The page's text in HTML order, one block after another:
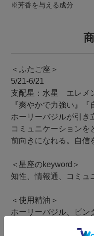
※芳香を与える成分
＜ふたご座＞
5/21-6/21
支配星：水星 エレメ
『爽やかで力強い』『
ホーリーバジルが引き
コミュニケーションを
前向きになれる。自信
＜星座のkeyword＞
知性、情報通、コミュ
＜使用精油＞
ホーリーバジル、ピン